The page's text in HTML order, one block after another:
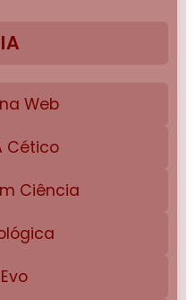
Web
Cético
Ciência